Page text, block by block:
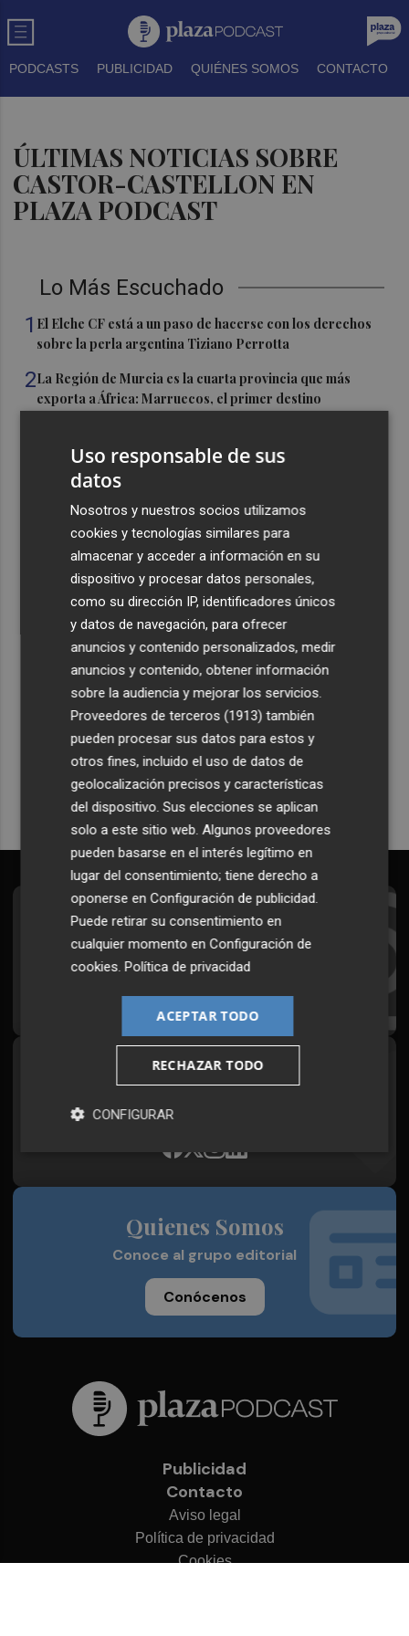
PODCASTS PUBLICIDAD QUIÉNES SOMOS CONTACTO
ÚLTIMAS NOTICIAS SOBRE
CASTOR-CASTELLON EN
PLAZA PODCAST
Lo Más Escuchado
1 El Elche CF está a un paso de hacerse con los derechos
sobre la perla argentina Tiziano Perrotta
2La Región de Murcia es la cuarta provincia que más
exporta a África: Marruecos, el primer destino
con cinco días de actividades
La Todolella recibe 340.000 euros del Consell para
reabrir la ermita de Sant Cristòfol tras su cierre en 2021
El Xixo Xixero llena de tradición y ambiente la Playa
Casablanca de Almenara
Recibe toda la actualidad de
Plaza Podcast en tu correo
Quiero suscribirme
Suscríbete al Boletín
Todos los días a primera hora en tu email
¡Quiero suscribirme!
Síguenos en redes
Plaza Podcast, desde cualquier medio
Quienes Somos
Conoce al grupo editorial
Conócenos
Publicidad
Contacto
Aviso legal
Política de privacidad
Cookies
Uso responsable de sus
datos
Nosotros y nuestros socios utilizamos
cookies y tecnologías similares para
almacenar y acceder a información en su
dispositivo y procesar datos personales,
como su dirección IP, identificadores únicos
y datos de navegación, para ofrecer
anuncios y contenido personalizados, medir
anuncios y contenido, obtener información
sobre la audiencia y mejorar los servicios.
Proveedores de terceros (1913) también
pueden procesar sus datos para estos y
otros fines, incluido el uso de datos de
geolocalización precisos y características
del dispositivo. Sus elecciones se aplican
solo a este sitio web. Algunos proveedores
pueden basarse en el interés legítimo en
lugar del consentimiento; tiene derecho a
oponerse enConfiguración de publicidad.
Puede retirar su consentimiento en
cualquier momento enConfiguración de
cookies.Política de privacidad
ACEPTAR TODO
RECHAZAR TODO
CONFIGURAR